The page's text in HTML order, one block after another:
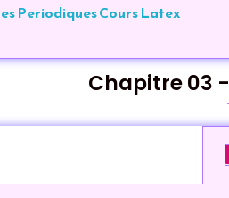
Periodiques Cours Latex
Chapitre 03 -